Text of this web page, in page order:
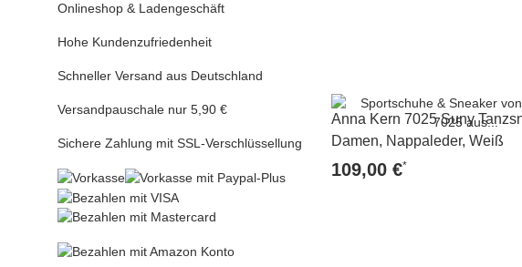
Anna Kern 7025 Suny
Damen, Nappaleder, Weiß
109,00 €*
Onlineshop & Ladengeschäft
Hohe Kundenzufriedenheit
Schneller Versand aus Deutschland
Versandpauschale nur 5,90 €
Sichere Zahlung mit SSL-Verschlüssellung